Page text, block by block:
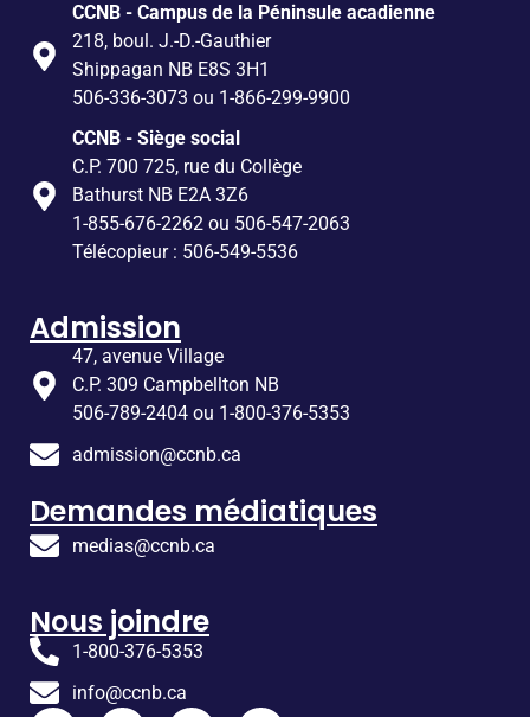
CCNB - Campus de la Péninsule acadienne
218, boul. J.-D.-Gauthier
Shippagan NB E8S 3H1
506-336-3073 ou 1-866-299-9900
CCNB - Siège social
C.P. 700 725, rue du Collège
Bathurst NB E2A 3Z6
1-855-676-2262 ou 506-547-2063
Télécopieur : 506-549-5536
Admission
47, avenue Village
C.P. 309 Campbellton NB
506-789-2404 ou 1-800-376-5353
admission@ccnb.ca
Demandes médiatiques
medias@ccnb.ca
Nous joindre
1-800-376-5353
info@ccnb.ca